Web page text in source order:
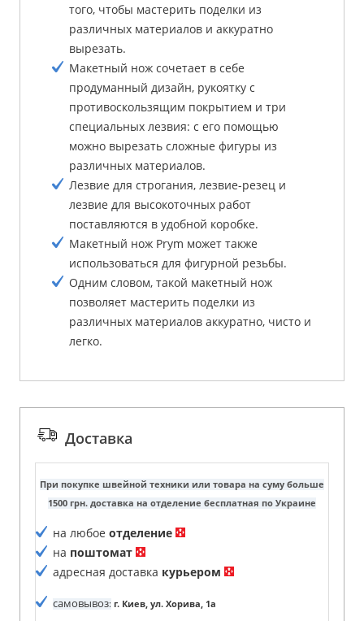
того, чтобы мастерить поделки из
различных материалов и аккуратно
вырезать.
Макетный нож сочетает в себе
продуманный дизайн, рукоятку с
противоскользящим покрытием и три
специальных лезвия: с его помощью
можно вырезать сложные фигуры из
различных материалов.
Лезвие для строгания, лезвие-резец и
лезвие для высокоточных работ
поставляются в удобной коробке.
Макетный нож Prym может также
использоваться для фигурной резьбы.
Одним словом, такой макетный нож
позволяет мастерить поделки из
различных материалов аккуратно, чисто и
легко.
Доставка
При покупке швейной техники или товара на суму больше
1500 грн. доставка на отделение бесплатная по Украине
на любое отделение
на поштомат
адресная доставка курьером
самовывоз: г. Киев, ул. Хорива, 1а